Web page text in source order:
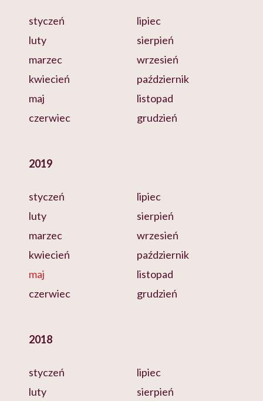
styczeń
luty
marzec
kwiecień
maj
czerwiec
lipiec
sierpień
wrzesień
październik
listopad
grudzień
2019
styczeń
luty
marzec
kwiecień
maj
czerwiec
lipiec
sierpień
wrzesień
październik
listopad
grudzień
2018
styczeń
luty
lipiec
sierpień